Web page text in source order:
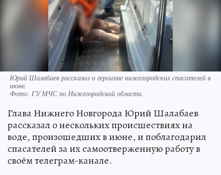
Юрий Шалабаев рассказал о героизме нижегородских спасателей в
июне.
Фото: ГУ МЧС по Нижегородской области.
Глава Нижнего Новгорода Юрий Шалабаев
рассказал о нескольких происшествиях на
воде, произошедших в июне, и поблагодарил
спасателей за их самоотверженную работу в
своём телеграм-канале.